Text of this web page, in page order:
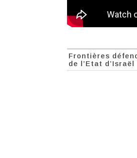
Frontières
de l’Etat d’Israël